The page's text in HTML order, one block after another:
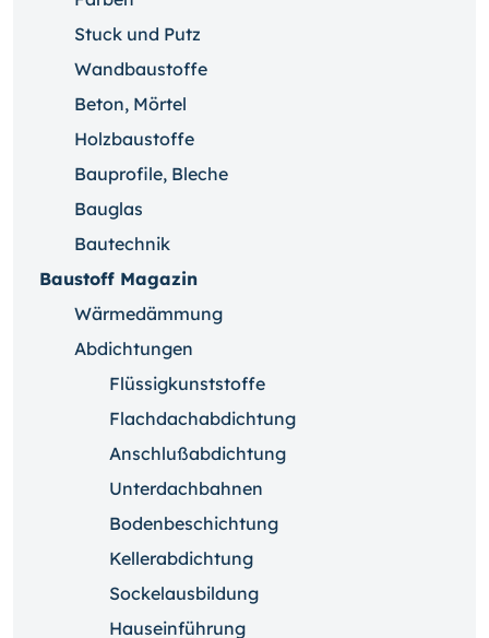
Stuck und Putz
Wandbaustoffe
Beton, Mörtel
Holzbaustoffe
Bauprofile, Bleche
Bauglas
Bautechnik
Baustoff Magazin
Wärmedämmung
Abdichtungen
Flüssigkunststoffe
Flachdachabdichtung
Anschlußabdichtung
Unterdachbahnen
Bodenbeschichtung
Kellerabdichtung
Sockelausbildung
Hauseinführung